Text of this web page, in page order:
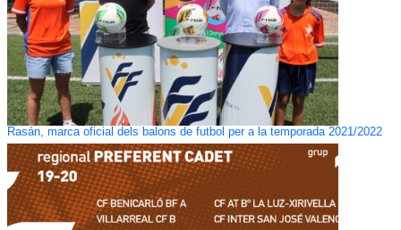
Rasán, marca oficial dels balons de futbol per a la temporada 2021/2022